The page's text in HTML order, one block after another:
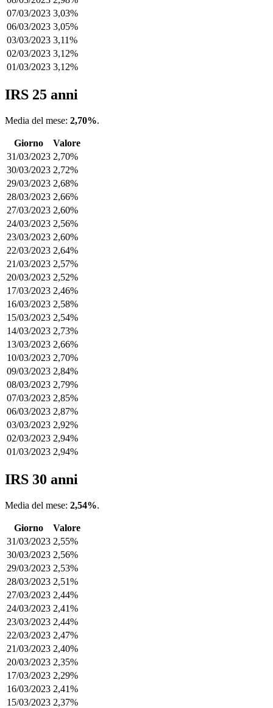
07/03/2023 3,03%
06/03/2023 3,05%
03/03/2023 3,11%
02/03/2023 3,12%
01/03/2023 3,12%
IRS 25 anni
Media del mese: 2,70%.
Giorno
Valore
31/03/2023 2,70%
30/03/2023 2,72%
29/03/2023 2,68%
28/03/2023 2,66%
27/03/2023 2,60%
24/03/2023 2,56%
23/03/2023 2,60%
22/03/2023 2,64%
21/03/2023 2,57%
20/03/2023 2,52%
17/03/2023 2,46%
16/03/2023 2,58%
15/03/2023 2,54%
14/03/2023 2,73%
13/03/2023 2,66%
10/03/2023 2,70%
09/03/2023 2,84%
08/03/2023 2,79%
07/03/2023 2,85%
06/03/2023 2,87%
03/03/2023 2,92%
02/03/2023 2,94%
01/03/2023 2,94%
IRS 30 anni
Media del mese: 2,54%.
Giorno
Valore
31/03/2023 2,55%
30/03/2023 2,56%
29/03/2023 2,53%
28/03/2023 2,51%
27/03/2023 2,44%
24/03/2023 2,41%
23/03/2023 2,44%
22/03/2023 2,47%
21/03/2023 2,40%
20/03/2023 2,35%
17/03/2023 2,29%
16/03/2023 2,41%
15/03/2023 2,37%